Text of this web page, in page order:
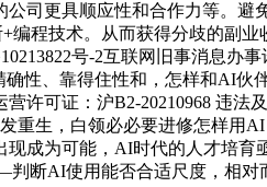
公司更具顺应性和合作力等。
编程技术。从而获得分歧的副
号-2互联网旧事消息办
性、靠得住性和，怎样和AI伙
营许可证：沪B2-20210968 违
重生，白领必必要进修怎样用
成为可能，AI时代的人才培
断AI使用能否合适尺度，相对